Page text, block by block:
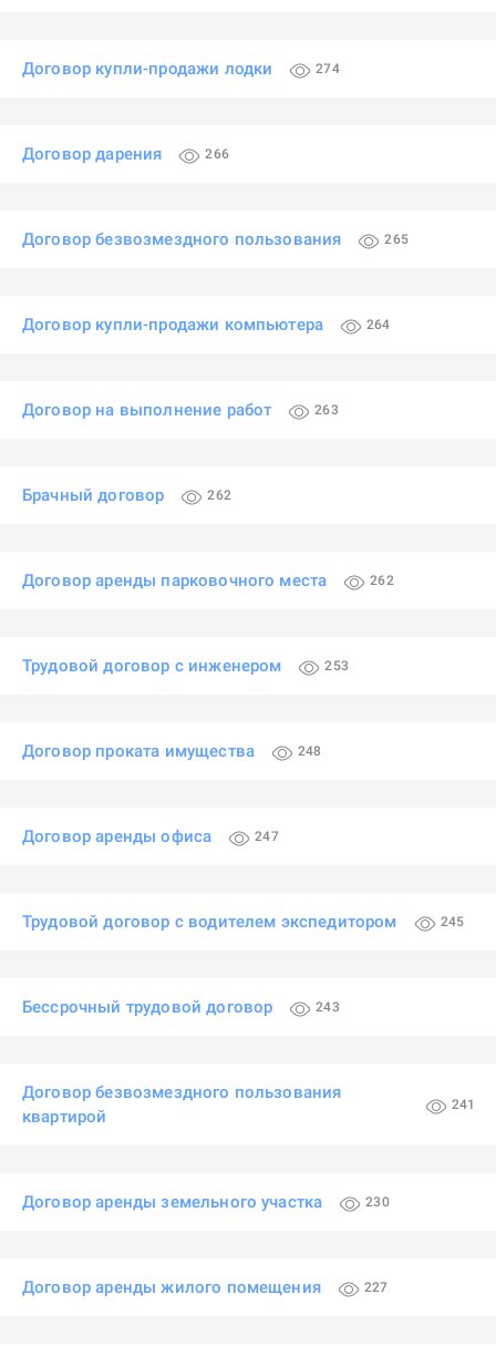
Договор купли-продажи лодки 274
Договор дарения 266
Договор безвозмездного пользования 265
Договор купли-продажи компьютера 264
Договор на выполнение работ 263
Брачный договор 262
Договор аренды парковочного места 262
Трудовой договор с инженером 253
Договор проката имущества 248
Договор аренды офиса 247
Трудовой договор с водителем экспедитором 245
Бессрочный трудовой договор 243
Договор безвозмездного пользования
квартирой
241
Договор аренды земельного участка 230
Договор аренды жилого помещения 227